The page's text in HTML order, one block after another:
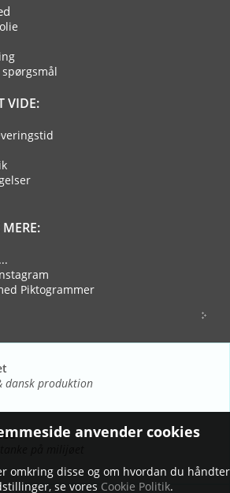
VIDE:
Piktogrammer
dansk produktion
anvender cookies
omkring disse og om hvordan du
se vores Cookie Politik.